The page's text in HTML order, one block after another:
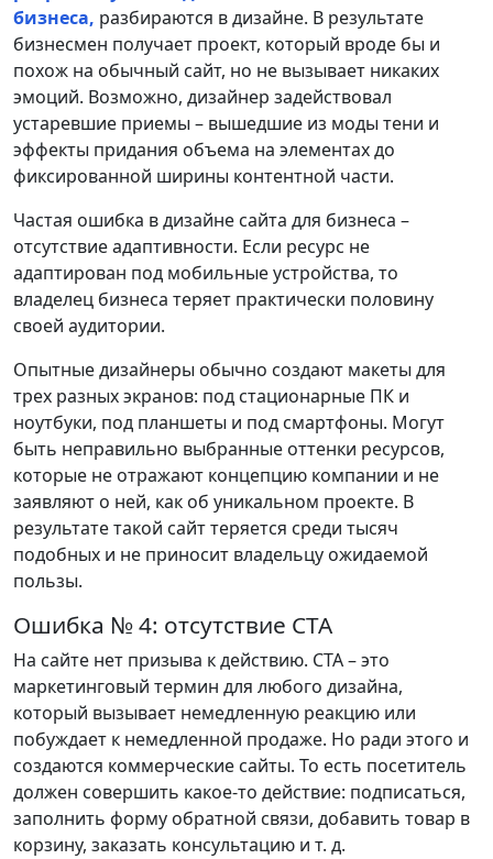
бизнеса, разбираются в дизайне. В результате
бизнесмен получает проект, который вроде бы и
похож на обычный сайт, но не вызывает никаких
эмоций. Возможно, дизайнер задействовал
устаревшие приемы – вышедшие из моды тени и
эффекты придания объема на элементах до
фиксированной ширины контентной части.
Частая ошибка в дизайне сайта для бизнеса –
отсутствие адаптивности. Если ресурс не
адаптирован под мобильные устройства, то
владелец бизнеса теряет практически половину
своей аудитории.
Опытные дизайнеры обычно создают макеты для
трех разных экранов: под стационарные ПК и
ноутбуки, под планшеты и под смартфоны. Могут
быть неправильно выбранные оттенки ресурсов,
которые не отражают концепцию компании и не
заявляют о ней, как об уникальном проекте. В
результате такой сайт теряется среди тысяч
подобных и не приносит владельцу ожидаемой
пользы.
Ошибка № 4: отсутствие CTA
На сайте нет призыва к действию. CTA – это
маркетинговый термин для любого дизайна,
который вызывает немедленную реакцию или
побуждает к немедленной продаже. Но ради этого и
создаются коммерческие сайты. То есть посетитель
должен совершить какое-то действие: подписаться,
заполнить форму обратной связи, добавить товар в
корзину, заказать консультацию и т. д.